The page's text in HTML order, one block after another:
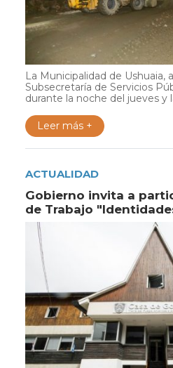
La Municipalidad de Ushuaia,
Subsecretaría de Servicios
durante la noche del jueves y
Leer más +
ACTUALIDAD
Gobierno invita a
de Trabajo